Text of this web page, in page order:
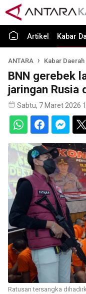
Artikel Kabar
ANTARA Kabar Daerah
BNN gerebek
jaringan Rusia
Sabtu, 7 Maret 2026
Ratusan tersangka